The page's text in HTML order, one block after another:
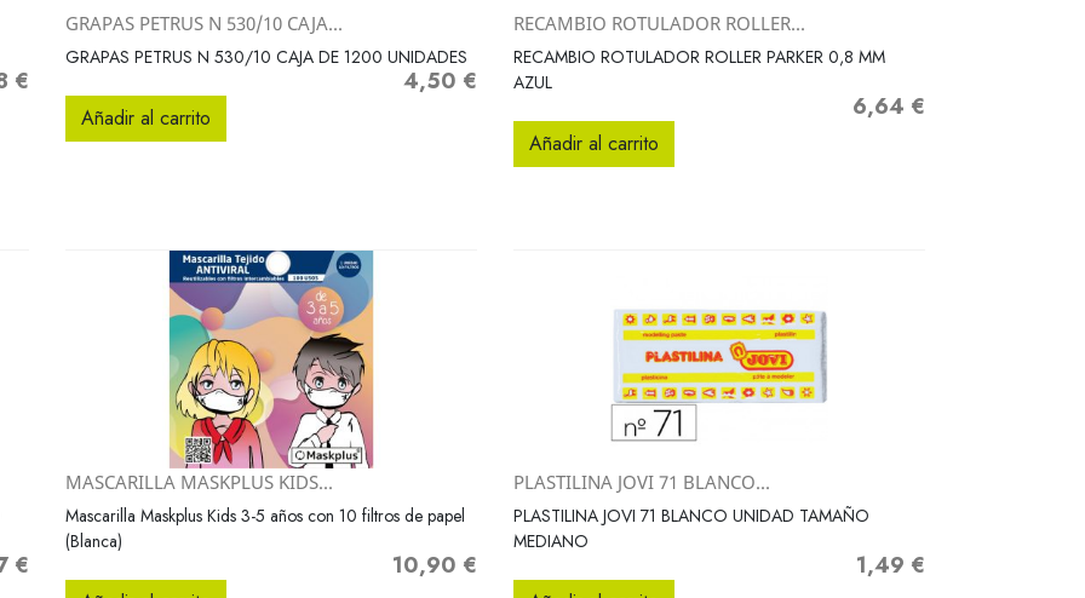
€
 Vista rápida
GRAPAS PETRUS N 530/10 CAJA...
GRAPAS PETRUS N 530/10 CAJA DE 1200 UNIDADES
Precio
4,50 €
Añadir al carrito
Vista rápida
RECAMBIO ROTULADOR ROLLER...
RECAMBIO ROTULADOR ROLLER PARKER 0,8 MM
AZUL
Precio
6,64 €
Añadir al carrito
€
 Vista rápida
MASCARILLA MASKPLUS KIDS...
Mascarilla Maskplus Kids 3-5 años con 10 filtros de papel
(Blanca)
Precio
10,90 €
Vista rápida
PLASTILINA JOVI 71 BLANCO...
PLASTILINA JOVI 71 BLANCO UNIDAD TAMAÑO
MEDIANO
Precio
1,49 €